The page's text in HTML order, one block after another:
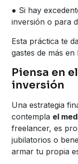
● Si hay
inversión o para
Esta práctica te
gastes de más
Piensa en
inversión
Una estrategia
contempla el
freelancer, es
jubilatorios o
armar tu propia